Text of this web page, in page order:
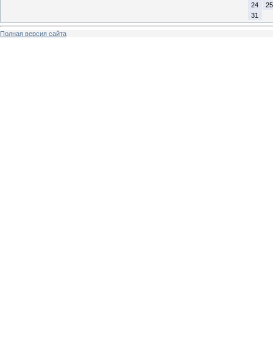
24
25
31
Полная версия сайта